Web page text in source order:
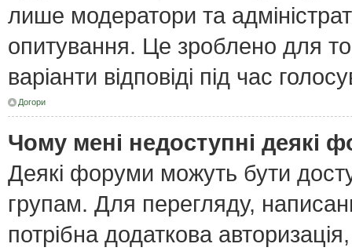
лише модератори та
опитування. Це зроблено для
варіанти відповіді під час
Догори
Чому мені недоступні деякі
Деякі форуми можуть бути
групам. Для перегляду,
потрібна додаткова